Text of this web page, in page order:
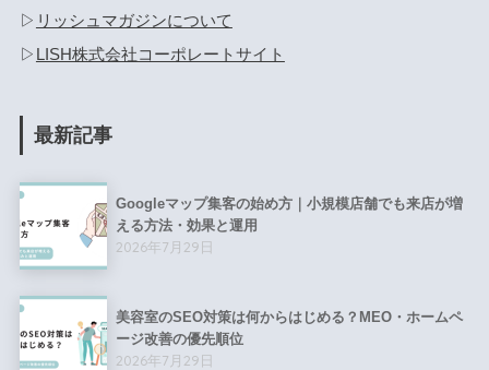
▷ リッシュマガジンについて
▷ LISH株式会社コーポレートサイト
最新記事
Googleマップ集客の始め方｜小規模店舗でも来店が増
える方法・効果と運用
2026年7月29日
美容室のSEO対策は何からはじめる？MEO・ホームペ
ージ改善の優先順位
2026年7月29日